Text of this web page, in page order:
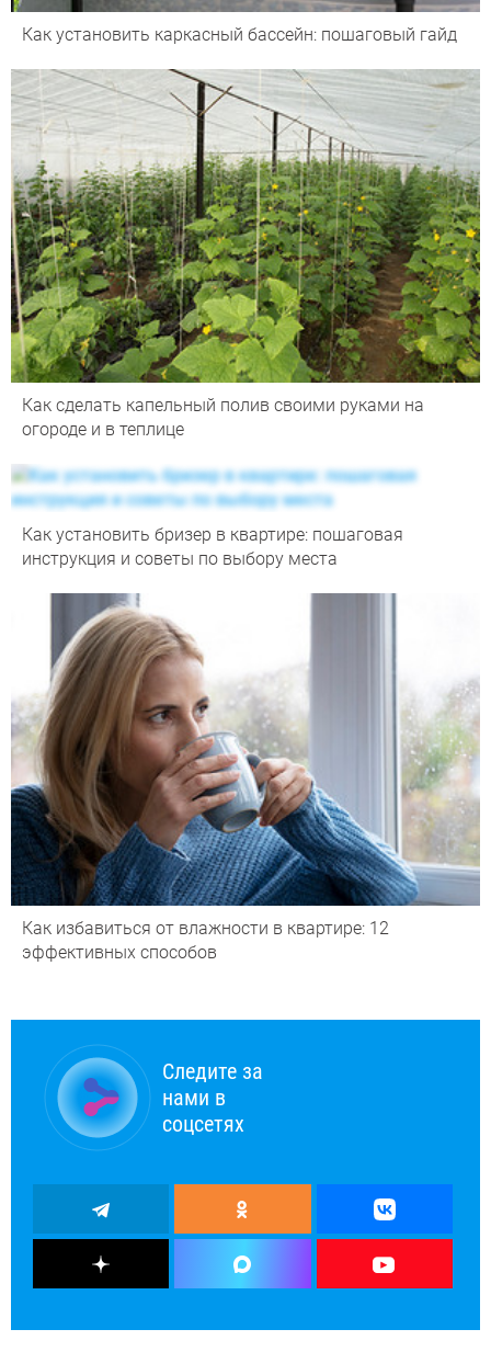
Как установить каркасный бассейн: пошаговый гайд
Как сделать капельный полив своими руками на
огороде и в теплице
Как установить бризер в квартире: пошаговая
инструкция и советы по выбору места
Как избавиться от влажности в квартире: 12
эффективных способов
Следите за
нами в
соцсетях